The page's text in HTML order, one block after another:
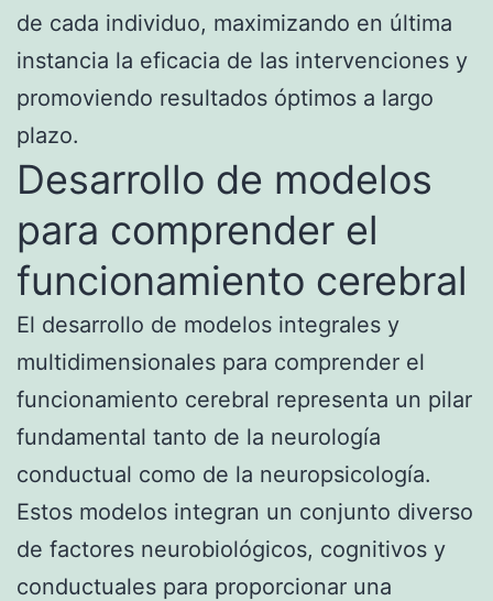
de cada individuo, maximizando en última
instancia la eficacia de las intervenciones y
promoviendo resultados óptimos a largo
plazo.
Desarrollo de modelos
para comprender el
funcionamiento cerebral
El desarrollo de modelos integrales y
multidimensionales para comprender el
funcionamiento cerebral representa un pilar
fundamental tanto de la neurología
conductual como de la neuropsicología.
Estos modelos integran un conjunto diverso
de factores neurobiológicos, cognitivos y
conductuales para proporcionar una